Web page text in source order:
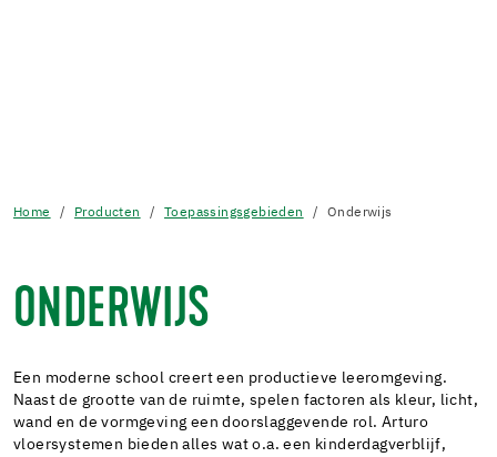
Home Producten Toepassingsgebieden Onderwijs
ONDERWIJS
Een moderne school creert een productieve leeromgeving.
Naast de grootte van de ruimte, spelen factoren als kleur, licht,
wand en de vormgeving een doorslaggevende rol. Arturo
vloersystemen bieden alles wat o.a. een kinderdagverblijf,